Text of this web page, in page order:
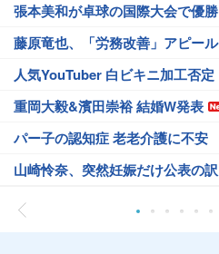
張本美和が卓球の国際大会で優勝
藤原竜也、「労務改善」アピール
人気YouTuber 白ビキニ加工否定
重岡大毅&濱田崇裕 結婚W発表
パー子の認知症 老老介護に不安
山崎怜奈、突然妊娠だけ公表の訳